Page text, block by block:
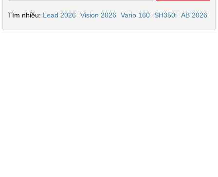
Tìm nhiều: Lead 2026 Vision 2026 Vario 160 SH350i AB 2026